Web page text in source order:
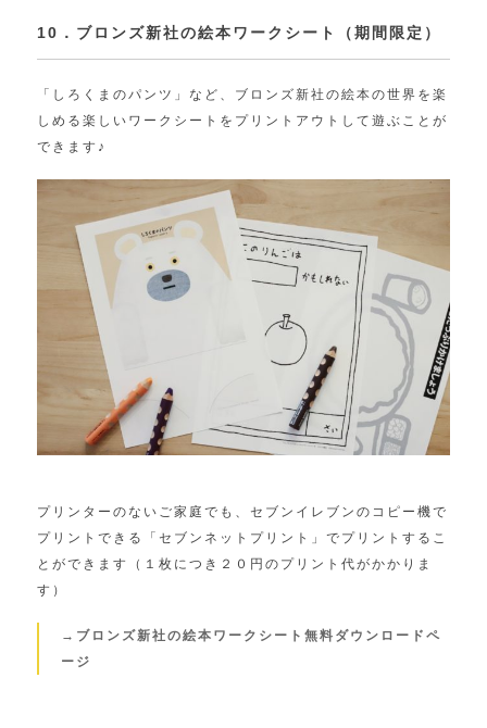
10．ブロンズ新社の絵本ワークシート（期間限定）
「しろくまのパンツ」など、ブロンズ新社の絵本の世界を楽
しめる楽しいワークシートをプリントアウトして遊ぶことが
できます♪
プリンターのないご家庭でも、セブンイレブンのコピー機で
プリントできる「セブンネットプリント」でプリントするこ
とができます（１枚につき２０円のプリント代がかかりま
す）
→ブロンズ新社の絵本ワークシート無料ダウンロードペ
ージ